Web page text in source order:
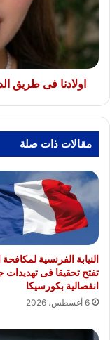
والهلاك
الاطفال
والابتزاز
الالكترونى
اولادنا فى طريق
مقالات ذات صلة
النيابة الفرنسية لمكافحة
تفتح تحقيقا فى تهديدات
انفصالية بكورسيكا
6 أغسطس، 2026